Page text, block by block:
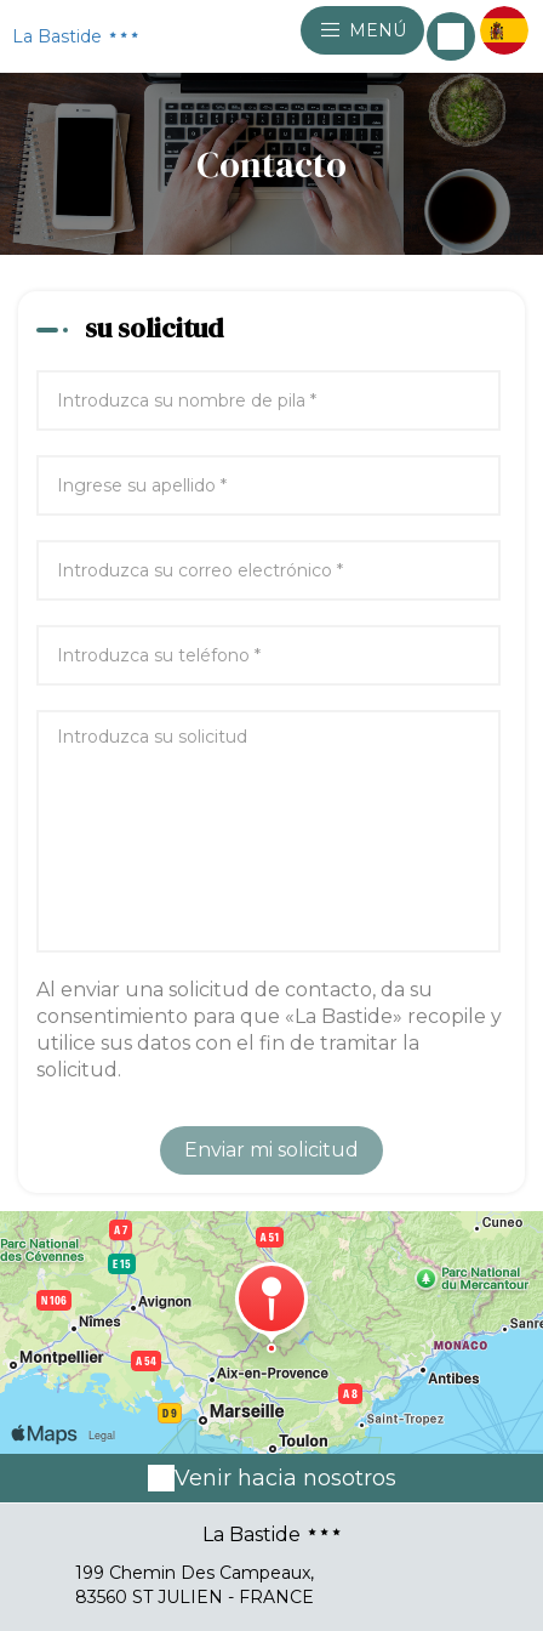
La Bastide MENÚ
Contacto
su solicitud
Al enviar una solicitud de contacto, da su
consentimiento para que «La Bastide» recopile y
utilice sus datos con el fin de tramitar la
solicitud.
Venir hacia nosotros
La Bastide
199 Chemin Des Campeaux,
83560 ST JULIEN - FRANCE